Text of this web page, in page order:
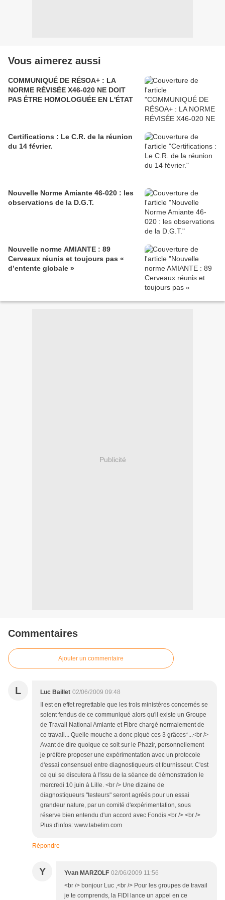
Vous aimerez aussi
COMMUNIQUÉ DE RÉSOA+ : LA
NORME RÉVISÉE X46-020 NE DOIT
PAS ÊTRE HOMOLOGUÉE EN L'ÉTAT
Certifications : Le C.R. de la réunion
du 14 février.
Nouvelle Norme Amiante 46-020 : les
observations de la D.G.T.
Nouvelle norme AMIANTE : 89
Cerveaux réunis et toujours pas «
d’entente globale »
Publicité
Commentaires
Ajouter un commentaire
L Luc Baillet 02/06/2009 09:48
Il est en effet regrettable que les trois ministères concernés se
soient fendus de ce communiqué alors qu'il existe un Groupe
de Travail National Amiante et Fibre chargé normalement de
ce travail... Quelle mouche a donc piqué ces 3 grâces*...<br />
Avant de dire quoique ce soit sur le Phazir, personnellement
je préfère proposer une expérimentation avec un protocole
d'essai consensuel entre diagnostiqueurs et fournisseur. C'est
ce qui se discutera à l'issu de la séance de démonstration le
mercredi 10 juin à Lille. <br /> Une dizaine de
diagnostiqueurs "testeurs" seront agréés pour un essai
grandeur nature, par un comité d'expérimentation, sous
réserve bien entendu d'un accord avec Fondis.<br /> <br />
Plus d'infos: www.labelim.com
Répondre
Y Yvan MARZOLF 02/06/2009 11:56
<br /> bonjour Luc ,<br /> Pour les groupes de travail
je te comprends, la FIDI lance un appel en ce